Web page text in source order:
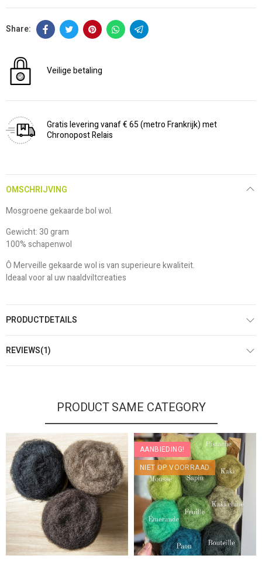
Veilige betaling
Gratis levering vanaf € 65 (metro Frankrijk) met
Chronopost Relais
OMSCHRIJVING
Mosgroene gekaarde bol wol.
Gewicht: 30 gram
100% schapenwol
Ô Merveille gekaarde wol is van superieure kwaliteit.
Ideaal voor al uw naaldviltcreaties
PRODUCTDETAILS
REVIEWS(1)
PRODUCT SAME CATEGORY
AANBIEDING!
NIET OP VOORRAAD